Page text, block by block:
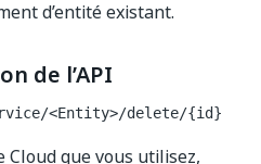
d’entité existant.
de l’API
<Entity>/delete/{id}
que vous utilisez,